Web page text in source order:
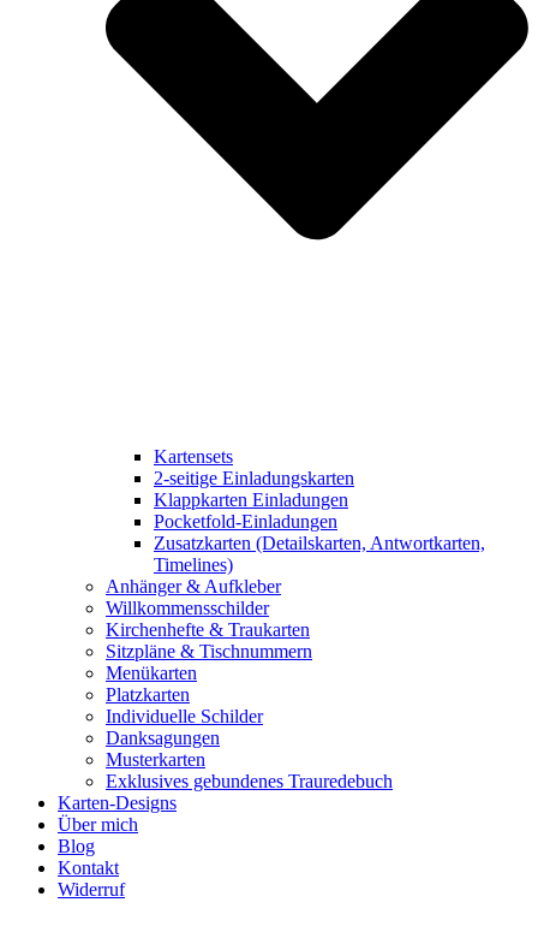
Kartensets
2-seitige Einladungskarten
Klappkarten Einladungen
Pocketfold-Einladungen
Zusatzkarten (Detailskarten, Antwortkarten,
Timelines)
Anhänger & Aufkleber
Willkommensschilder
Kirchenhefte & Traukarten
Sitzpläne & Tischnummern
Menükarten
Platzkarten
Individuelle Schilder
Danksagungen
Musterkarten
Exklusives gebundenes Trauredebuch
Karten-Designs
Über mich
Blog
Kontakt
Widerruf